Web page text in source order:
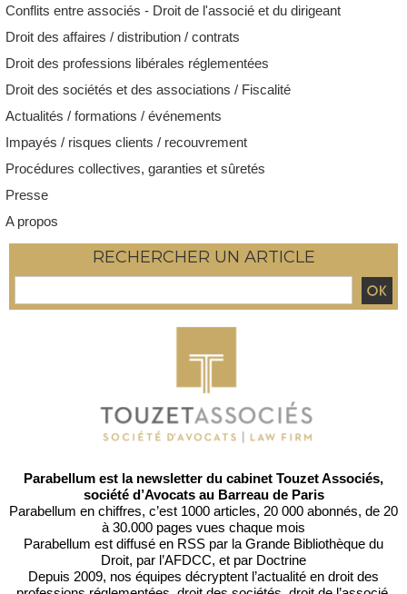
Conflits entre associés - Droit de l'associé et du dirigeant
Droit des affaires / distribution / contrats
Droit des professions libérales réglementées
Droit des sociétés et des associations / Fiscalité
Actualités / formations / événements
Impayés / risques clients / recouvrement
Procédures collectives, garanties et sûretés
Presse
A propos
RECHERCHER UN ARTICLE
Parabellum est la newsletter du cabinet Touzet Associés,
société d’Avocats au Barreau de Paris
Parabellum en chiffres, c’est 1000 articles, 20 000 abonnés, de 20
à 30.000 pages vues chaque mois
Parabellum est diffusé en RSS par la Grande Bibliothèque du
Droit, par l’AFDCC, et par Doctrine
Depuis 2009, nos équipes décryptent l’actualité en droit des